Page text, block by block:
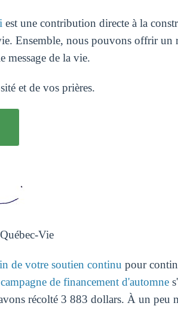
est une contribution directe à la
Ensemble, nous pouvons offrir un
message de la vie.
et de vos prières.
Vie
de votre soutien continu pour
de financement d'automne
récolté 3 883 dollars. À un peu